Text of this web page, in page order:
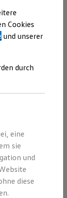
zu
Cookies
und unserer
durch
eine
sie
und
diese